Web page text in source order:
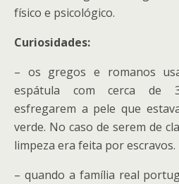
físico e psicológico.
Curiosidades:
– os gregos e romanos
espátula com cerca de
esfregarem a pele que
verde. No caso de serem de
limpeza era feita por escravos.
– quando a família real